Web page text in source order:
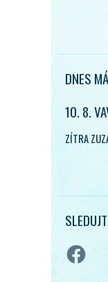
DNES
10. 8.
ZÍTRA